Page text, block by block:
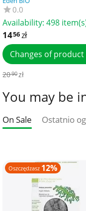
0.0
Availability: 498
1456zł
Changes of
2090zł
You may be
On Sale Ostatnio
Oszczędzasz 12%